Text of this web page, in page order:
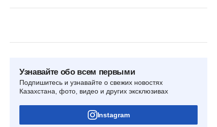
Узнавайте обо всем первыми
Подпишитесь и узнавайте о свежих новостях
Казахстана, фото, видео и других эксклюзивах
Instagram